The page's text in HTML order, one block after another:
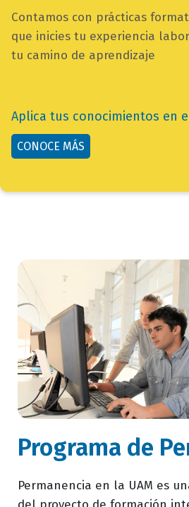
bloque
texto
campo
texto
bloque
Contamos con prácticas
que inicies tu experiencia
tu camino de aprendizaje
Aplica tus conocimientos en
button
CONOCE MÁS
bloque
texto-
imagen_imagen
subtitulo
bloque
Programa de
campo
texto
Permanencia en la UAM es